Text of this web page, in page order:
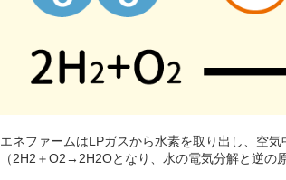
エネファームはLPガスから水素を取り出し、空
（2H2＋O2→2H2Oとなり、水の電気分解と逆の